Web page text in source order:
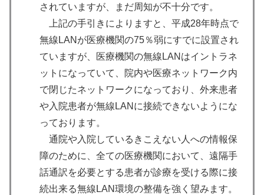
されていますが、まだ周知が不十分です。
上記の手引きによりますと、平成28年時点で
無線LANが医療機関の75％弱にすでに設置され
ていますが、医療機関の無線LANはイントラネ
ットになっていて、院内や医療ネットワーク内
で閉じたネットワークになっており、外来患者
や入院患者が無線LANに接続できないようにな
っております。
通院や入院しているきこえない人への情報保
障のために、全ての医療機関において、遠隔手
話通訳を必要とする患者が診療を受ける際に接
続出来る無線LAN環境の整備を強く望みます。